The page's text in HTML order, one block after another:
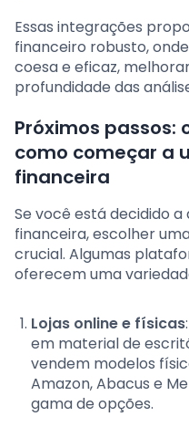
Essas integrações
financeiro robusto,
coesa e eficaz,
profundidade das
Próximos passos:
como começar a
financeira
Se você está decidido
financeira, escolher
crucial. Algumas
oferecem uma
Lojas online e físicas
em material de
vendem modelos
Amazon, Abacus e
gama de opções.